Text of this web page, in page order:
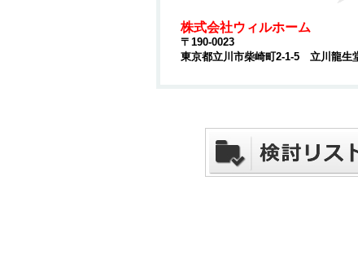
株式会社ウィルホーム
〒190-0023
東京都立川市柴崎町2-1-5 立川龍生